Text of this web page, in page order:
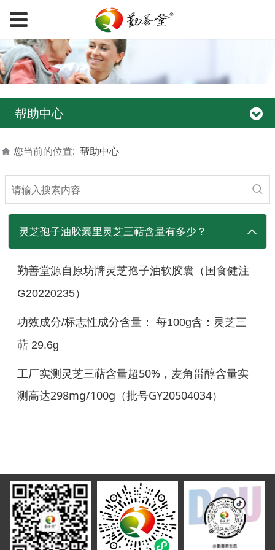
帮助中心
您当前的位置: 帮助中心
灵芝孢子油胶囊里灵芝三萜含量有多少？
勤善堂源自原坊牌灵芝孢子油软胶囊（ 国食健注
G20220235）
功效成分/标志性成分含量： 每100g含：灵芝三
萜 29.6g
工厂实测灵芝三萜含量超50%，麦角甾醇含量实
测高达298mg/100g（批号GY20504034）